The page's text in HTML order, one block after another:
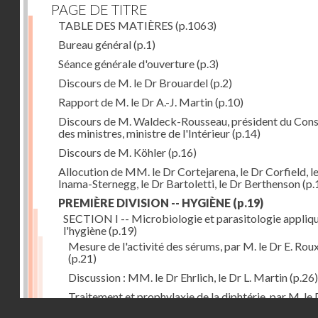
PAGE DE TITRE
TABLE DES MATIÈRES (p.1063)
Bureau général(p.1)
Séance générale d'ouverture(p.3)
Discours de M. le Dr Brouardel(p.2)
Rapport de M. le Dr A.-J. Martin(p.10)
Discours de M. Waldeck-Rousseau, président du
des ministres, ministre de l'Intérieur(p.14)
Discours de M. Köhler(p.16)
Allocution de MM. le Dr Cortejarena, le Dr Corfield,
Inama-Sternegg, le Dr Bartoletti, le Dr Berthenson
PREMIÈRE DIVISION -- HYGIÈNE (p.19)
SECTION I -- Microbiologie et parasitologie
l'hygiène(p.19)
Mesure de l'activité des sérums, par M. le Dr E.
(p.21)
Discussion : MM. le Dr Ehrlich, le Dr L. Martin(p.26)
Traitement et prophylaxie de la diphtérie, par M. le